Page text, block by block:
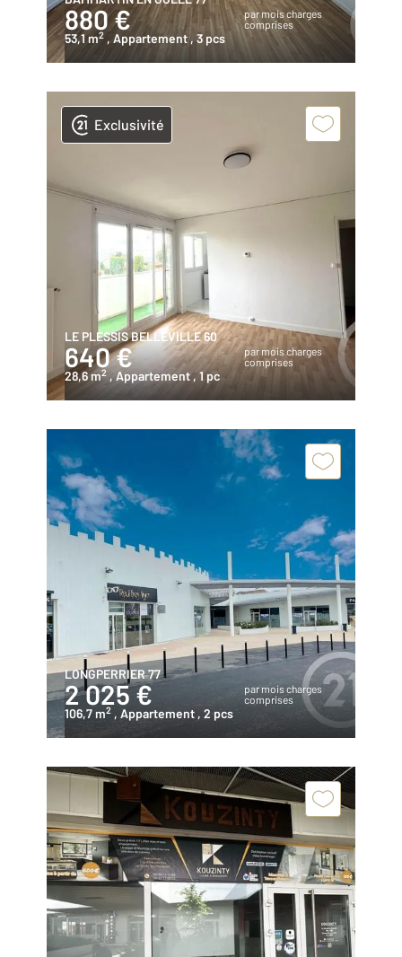
880 €
par mois charges
comprises
53,1 m2 , Appartement, 3 pcs
Exclusivité
LE PLESSIS BELLEVILLE 60
640 €
par mois charges
comprises
28,6 m2 , Appartement, 1 pc
LONGPERRIER 77
2 025 €
par mois charges
comprises
106,7 m2 , Appartement , 2 pcs